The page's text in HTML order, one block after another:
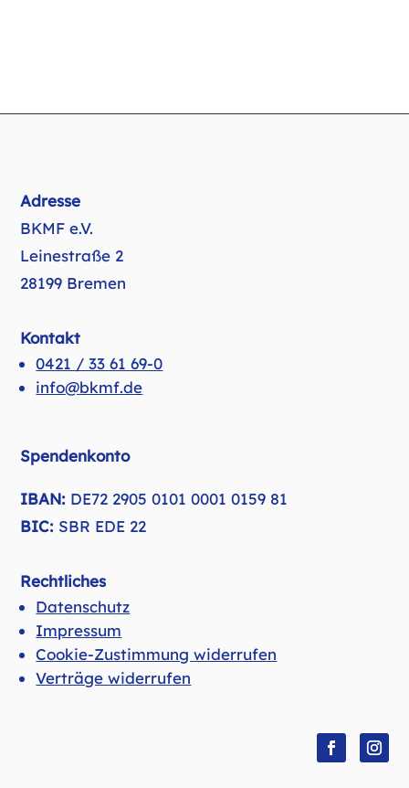
Adresse
BKMF e.V.
Leinestraße 2
28199 Bremen
Kontakt
0421 / 33 61 69-0
info@bkmf.de
Spendenkonto
IBAN: DE72 2905 0101 0001 0159 81
BIC: SBR EDE 22
Rechtliches
Datenschutz
Impressum
Cookie-Zustimmung widerrufen
Verträge widerrufen